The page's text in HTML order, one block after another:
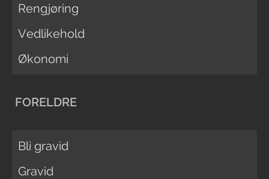
Rengjøring
Vedlikehold
Økonomi
FORELDRE
Bli gravid
Gravid